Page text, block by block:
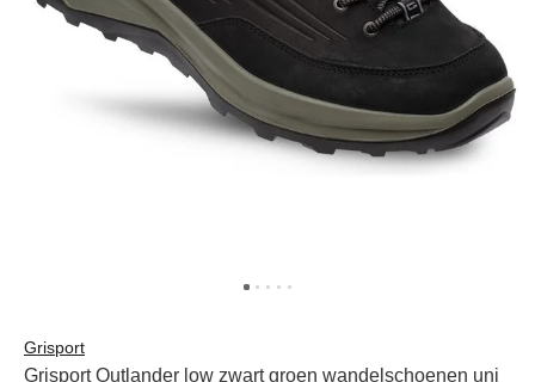
Grisport
Grisport Outlander low zwart groen wandelschoenen uni